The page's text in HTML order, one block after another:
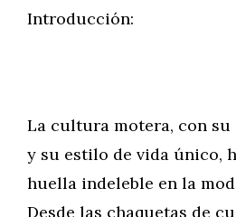
Introducción:
La cultura motera, con
y su estilo de vida único,
huella indeleble en la
Desde las chaquetas de